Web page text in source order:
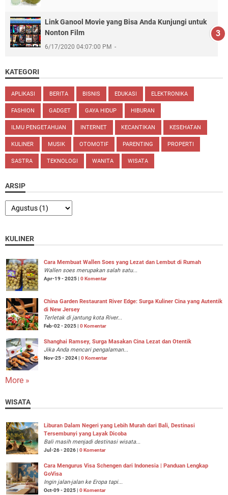
Link Ganool Movie yang Bisa Anda Kunjungi untuk
Nonton Film
6/17/2020 04:07:00 PM
KATEGORI
APLIKASI BERITA BISNIS EDUKASI ELEKTRONIKA
FASHION GADGET GAYA HIDUP HIBURAN
ILMU PENGETAHUAN INTERNET KECANTIKAN KESEHATAN
KULINER MUSIK OTOMOTIF PARENTING PROPERTI
SASTRA TEKNOLOGI WANITA WISATA
ARSIP
KULINER
Cara Membuat Wallen Soes yang Lezat dan Lembut di Rumah
Wallen soes merupakan salah satu...
Apr-19 - 2025 | 0 Komentar
China Garden Restaurant River Edge: Surga Kuliner Cina yang Autentik
di New Jersey
Terletak di jantung kota River...
Feb-02 - 2025 | 0 Komentar
Shanghai Ramsey, Surga Masakan Cina Lezat dan Otentik
Jika Anda mencari pengalaman...
Nov-25 - 2024 | 0 Komentar
More »
WISATA
Liburan Dalam Negeri yang Lebih Murah dari Bali, Destinasi
Tersembunyi yang Layak Dicoba
Bali masih menjadi destinasi wisata...
Jul-26 - 2026 | 0 Komentar
Cara Mengurus Visa Schengen dari Indonesia | Panduan Lengkap
GoVisa
Ingin jalan-jalan ke Eropa tapi...
Oct-09 - 2025 | 0 Komentar